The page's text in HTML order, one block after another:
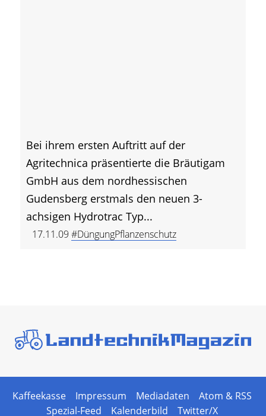
Bei ihrem ersten Auftritt auf der
Agritechnica präsentierte die Bräutigam
GmbH aus dem nordhessischen
Gudensberg erstmals den neuen 3-
achsigen Hydrotrac Typ...
17.11.09 #DüngungPflanzenschutz
Kaffeekasse Impressum Mediadaten
Atom & RSS
Spezial-Feed
Kalenderbild Twitter/X